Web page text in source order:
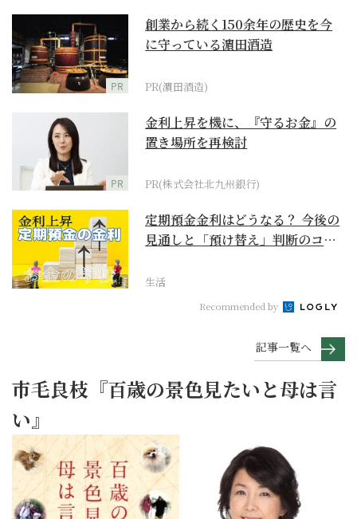
PR
創業から続く150余年の歴史を今
に守っている濵田酒造
PR(濵田酒造)
PR
金利上昇を機に、『守るお金』の
置き場所を再検討
PR(株式会社北九州銀行)
定期預金金利はどうなる？ 今後の
見通しと「預け替え」判断のコツ
生活
Recommended by
記事一覧へ
市毛良枝『百歳の景色見たいと母は言
い』